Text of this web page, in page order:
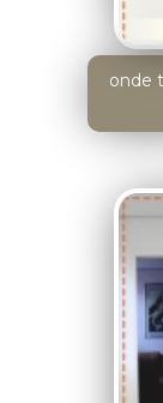
onde